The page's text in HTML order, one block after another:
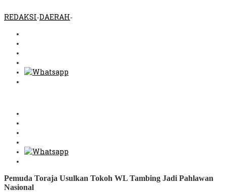
REDAKSI-DAERAH-
Pemuda Toraja Usulkan Tokoh WL Tambing Jadi Pahlawan
Nasional